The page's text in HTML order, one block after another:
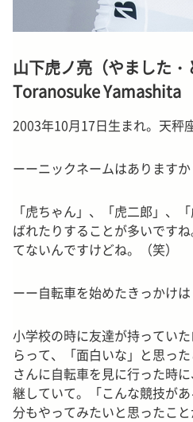
山下虎ノ亮（やました・
Toranosuke Yamashita
2003年10月17日生まれ。天秤
ーーニックネームはありますか
「虎ちゃん」、「虎二郎」、
ばれたりすることが多いです
てないんですけどね。（笑）
ーー自転車を始めたきっかけは
小学校の時に友達が持ってい
らって、「面白いな」と思っ
さんに自転車を見に行った時
継していて。「こんな競技が
分もやってみたいと思ったこと